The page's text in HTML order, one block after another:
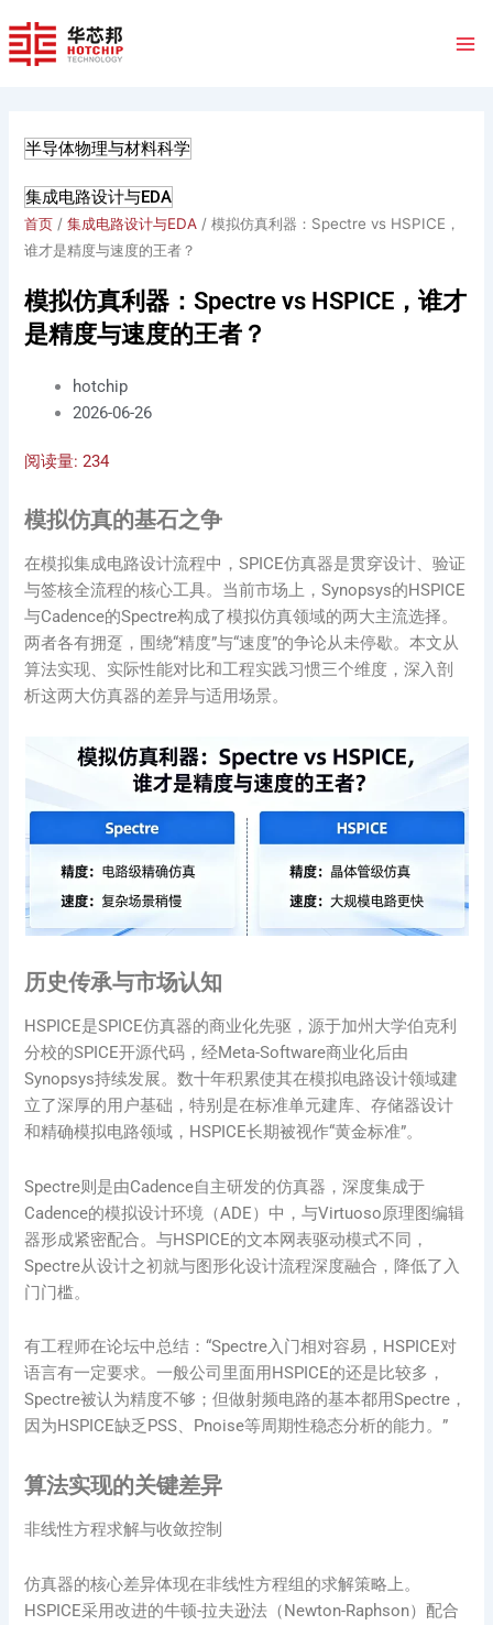
至
内
半导体物理与材料科学
集成电路设计与EDA
首页 /集成电路设计与EDA / 模拟仿真利器：Spectre vs HSPICE，
谁才是精度与速度的王者？
模拟仿真利器：Spectre vs HSPICE，谁才
是精度与速度的王者？
hotchip
2026-06-26
阅读量: 234
模拟仿真的基石之争
在模拟集成电路设计流程中，SPICE仿真器是贯穿设计、验证
与签核全流程的核心工具。当前市场上，Synopsys的HSPICE
与Cadence的Spectre构成了模拟仿真领域的两大主流选择。
两者各有拥趸，围绕“精度”与“速度”的争论从未停歇。本文从
算法实现、实际性能对比和工程实践习惯三个维度，深入剖
析这两大仿真器的差异与适用场景。
历史传承与市场认知
HSPICE是SPICE仿真器的商业化先驱，源于加州大学伯克利
分校的SPICE开源代码，经Meta-Software商业化后由
Synopsys持续发展。数十年积累使其在模拟电路设计领域建
立了深厚的用户基础，特别是在标准单元建库、存储器设计
和精确模拟电路领域，HSPICE长期被视作“黄金标准”。
Spectre则是由Cadence自主研发的仿真器，深度集成于
Cadence的模拟设计环境（ADE）中，与Virtuoso原理图编辑
器形成紧密配合。与HSPICE的文本网表驱动模式不同，
Spectre从设计之初就与图形化设计流程深度融合，降低了入
门门槛。
有工程师在论坛中总结：“Spectre入门相对容易，HSPICE对
语言有一定要求。一般公司里面用HSPICE的还是比较多，
Spectre被认为精度不够；但做射频电路的基本都用Spectre，
因为HSPICE缺乏PSS、Pnoise等周期性稳态分析的能力。”
算法实现的关键差异
非线性方程求解与收敛控制
仿真器的核心差异体现在非线性方程组的求解策略上。
HSPICE采用改进的牛顿-拉夫逊法（Newton-Raphson）配合